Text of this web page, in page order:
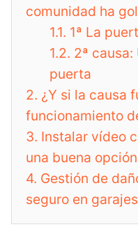
comunidad ha
1.1. 1ª La
1.2. 2ª
puerta
2. ¿Y si la causa
funcionamiento
3. Instalar vídeo
una buena opción
4. Gestión de
seguro en